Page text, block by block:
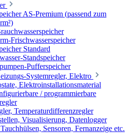
AS-Premium (passend zum
Frischwasserspeicher
Standard
Standspeicher
Pufferspeicher
Systemregler, Elektro
Elektroinstallationsmaterial
/ programmierbare
Temperaturdifferenzregler
Visualisierung, Datenlogger
Sensoren, Fernanzeige etc.